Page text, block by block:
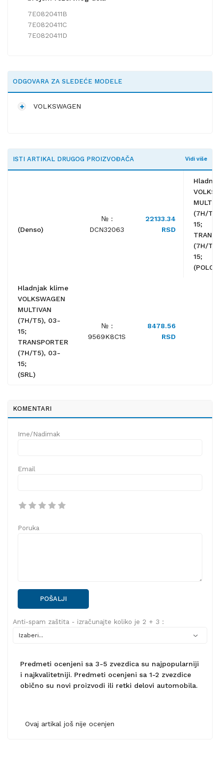
7E0820411B
7E0820411C
7E0820411D
ODGOVARA ZA SLEDEĆE MODELE
VOLKSWAGEN
ISTI ARTIKAL DRUGOG PROIZVOĐAČA Vidi više
(Denso)
№ :
DCN32063
22133.34
RSD
(7H/
15;
(7H/
15;
Hladnjak klime
VOLKSWAGEN
MULTIVAN
(7H/T5), 03-
15;
TRANSPORTER
(7H/T5), 03-
15;
(SRL)
№ :
9569K8C1S
8478.56
RSD
KOMENTARI
Ime/Nadimak
Email
Poruka
POŠALJI
Anti-spam zaštita - izračunajte koliko je 2 + 3 :
Predmeti ocenjeni sa 3-5 zvezdica su najpopularniji
i najkvalitetniji. Predmeti ocenjeni sa 1-2 zvezdice
obično su novi proizvodi ili retki delovi automobila.
Ovaj artikal još nije ocenjen